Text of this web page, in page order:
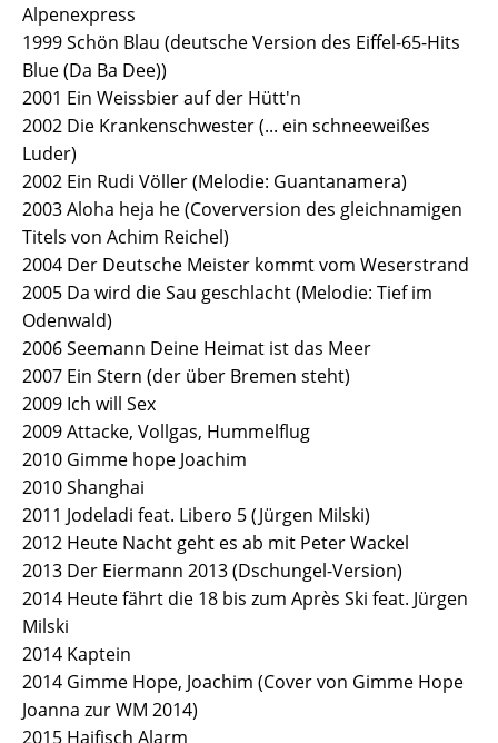
Alpenexpress
1999 Schön Blau (deutsche Version des Eiffel-65-Hits
Blue (Da Ba Dee))
2001 Ein Weissbier auf der Hütt'n
2002 Die Krankenschwester (... ein schneeweißes
Luder)
2002 Ein Rudi Völler (Melodie: Guantanamera)
2003 Aloha heja he (Coverversion des gleichnamigen
Titels von Achim Reichel)
2004 Der Deutsche Meister kommt vom Weserstrand
2005 Da wird die Sau geschlacht (Melodie: Tief im
Odenwald)
2006 Seemann Deine Heimat ist das Meer
2007 Ein Stern (der über Bremen steht)
2009 Ich will Sex
2009 Attacke, Vollgas, Hummelflug
2010 Gimme hope Joachim
2010 Shanghai
2011 Jodeladi feat. Libero 5 (Jürgen Milski)
2012 Heute Nacht geht es ab mit Peter Wackel
2013 Der Eiermann 2013 (Dschungel-Version)
2014 Heute fährt die 18 bis zum Après Ski feat. Jürgen
Milski
2014 Kaptein
2014 Gimme Hope, Joachim (Cover von Gimme Hope
Joanna zur WM 2014)
2015 Haifisch Alarm